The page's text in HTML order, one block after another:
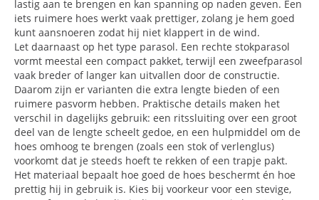
lastig aan te brengen en kan spanning op naden geven. Een
iets ruimere hoes werkt vaak prettiger, zolang je hem goed
kunt aansnoeren zodat hij niet klappert in de wind.
Let daarnaast op het type parasol. Een rechte stokparasol
vormt meestal een compact pakket, terwijl een zweefparasol
vaak breder of langer kan uitvallen door de constructie.
Daarom zijn er varianten die extra lengte bieden of een
ruimere pasvorm hebben. Praktische details maken het
verschil in dagelijks gebruik: een ritssluiting over een groot
deel van de lengte scheelt gedoe, en een hulpmiddel om de
hoes omhoog te brengen (zoals een stok of verlenglus)
voorkomt dat je steeds hoeft te rekken of een trapje pakt.
Het materiaal bepaalt hoe goed de hoes beschermt én hoe
prettig hij in gebruik is. Kies bij voorkeur voor een stevige,